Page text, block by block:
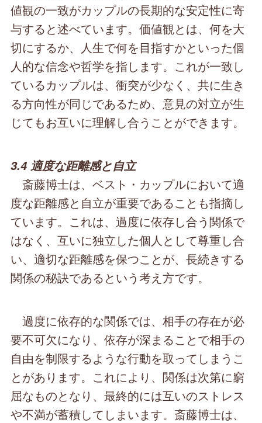
値観の一致がカップルの長期的な安定性に寄
与すると述べています。価値観とは、何を大
切にするか、人生で何を目指すかといった個
人的な信念や哲学を指します。これが一致し
ているカップルは、衝突が少なく、共に生き
る方向性が同じであるため、意見の対立が生
じてもお互いに理解し合うことができます。
3.4 適度な距離感と自立
斎藤博士は、ベスト・カップルにおいて適
度な距離感と自立が重要であることも指摘し
ています。これは、過度に依存し合う関係で
はなく、互いに独立した個人として尊重し合
い、適切な距離感を保つことが、長続きする
関係の秘訣であるという考え方です。
過度に依存的な関係では、相手の存在が必
要不可欠になり、依存が深まることで相手の
自由を制限するような行動を取ってしまうこ
とがあります。これにより、関係は次第に窮
屈なものとなり、最終的には互いのストレス
や不満が蓄積してしまいます。斎藤博士は、